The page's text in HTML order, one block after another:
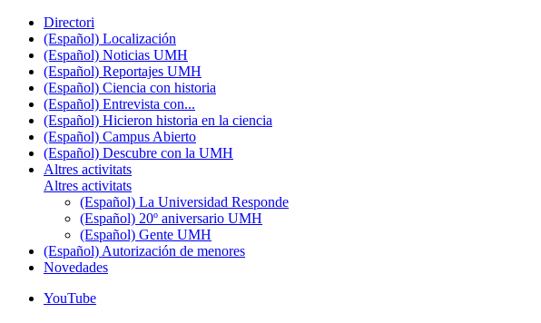
Directori
(Español) Localización
(Español) Noticias UMH
(Español) Reportajes UMH
(Español) Ciencia con historia
(Español) Entrevista con...
(Español) Hicieron historia en la ciencia
(Español) Campus Abierto
(Español) Descubre con la UMH
Altres activitats
Altres activitats
(Español) La Universidad Responde
(Español) 20º aniversario UMH
(Español) Gente UMH
(Español) Autorización de menores
Novedades
YouTube